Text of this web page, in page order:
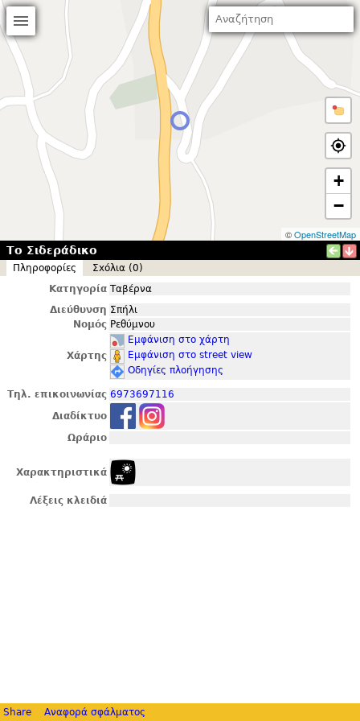
+
−
©OpenStreetMap
Το Σιδεράδικο
Πληροφορίες
Σxόλια (0)
Κατηγορία Ταβέρνα
Διεύθυνση Σπήλι
Νομός Ρεθύμνου
Χάρτης
Εμφάνιση στο χάρτη
Εμφάνιση στο street view
Οδηγίες πλοήγησης
Τηλ. επικοινωνίας 6973697116
Διαδίκτυο
Ωράριο
Χαρακτηριστικά
Λέξεις κλειδιά
Share Αναφορά σφάλματος